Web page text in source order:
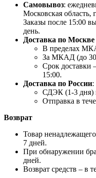
Самовывоз:
Московская область,
Заказы после 15:00
день.
Доставка по
В пределах
За МКАД (до 30
Срок доставки
15:00.
Доставка по России:
СДЭК (1-3 дня)
Отправка в
Возврат
Товар
7 дней.
При обнаружении
дней.
Возврат средств – в